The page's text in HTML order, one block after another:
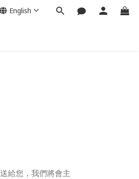
English
給您，我們將會主